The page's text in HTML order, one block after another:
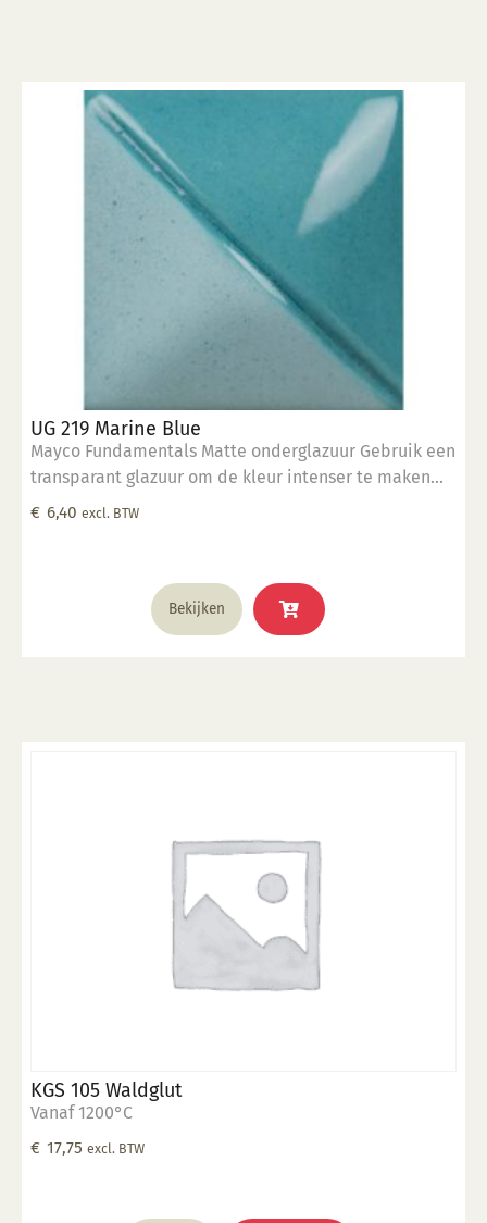
UG 219 Marine Blue
Mayco Fundamentals Matte onderglazuur Gebruik een
transparant glazuur om de kleur intenser te maken
Geschikt voor gebruiksgoed mits er een transparant
€ 6,40 excl. BTW
Bekijken
KGS 105 Waldglut
Vanaf 1200°C
€ 17,75 excl. BTW